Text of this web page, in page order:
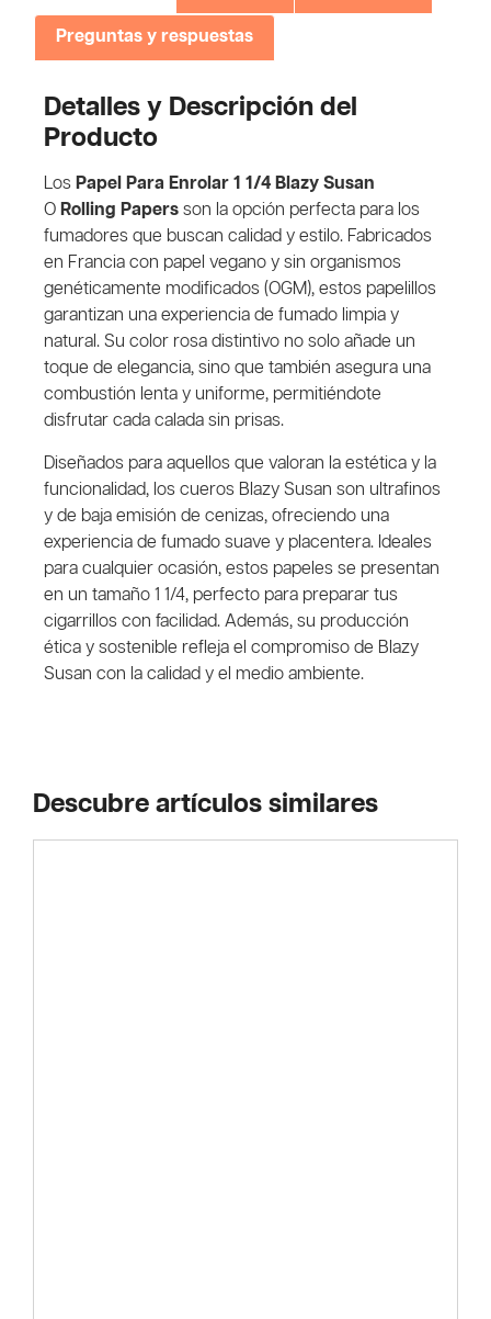
Preguntas y respuestas
Detalles y Descripción del
Producto
Los Papel Para Enrolar 1 1/4 Blazy Susan
O Rolling Papers son la opción perfecta para los
fumadores que buscan calidad y estilo. Fabricados
en Francia con papel vegano y sin organismos
genéticamente modificados (OGM), estos papelillos
garantizan una experiencia de fumado limpia y
natural. Su color rosa distintivo no solo añade un
toque de elegancia, sino que también asegura una
combustión lenta y uniforme, permitiéndote
disfrutar cada calada sin prisas.
Diseñados para aquellos que valoran la estética y la
funcionalidad, los cueros Blazy Susan son ultrafinos
y de baja emisión de cenizas, ofreciendo una
experiencia de fumado suave y placentera. Ideales
para cualquier ocasión, estos papeles se presentan
en un tamaño 1 1/4, perfecto para preparar tus
cigarrillos con facilidad. Además, su producción
ética y sostenible refleja el compromiso de Blazy
Susan con la calidad y el medio ambiente.
Descubre artículos similares